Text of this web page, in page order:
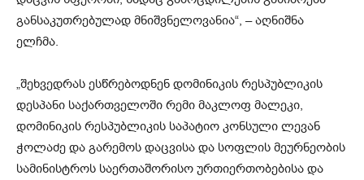
განსაკუთრებულად მნიშვნელოვანია“, – აღნიშნა
ელჩმა.
„შეხვედრას ესწრებოდნენ დომინიკის რესპუბლიკის
დესპანი საქართველოში რემი მაკლოფ მალეკი,
დომინიკის რესპუბლიკის საპატიო კონსული ლევან
ჭოლაძე და გარემოს დაცვისა და სოფლის მეურნეობის
სამინისტროს საერთაშორისო ურთიერთობებისა და